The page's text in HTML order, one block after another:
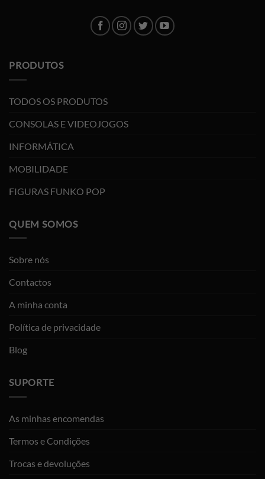
PRODUTOS
TODOS OS PRODUTOS
CONSOLAS E VIDEOJOGOS
INFORMÁTICA
MOBILIDADE
FIGURAS FUNKO POP
QUEM SOMOS
Sobre nós
Contactos
A minha conta
Política de privacidade
Blog
SUPORTE
As minhas encomendas
Termos e Condições
Trocas e devoluções